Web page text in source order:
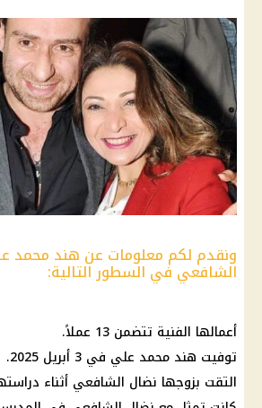
ونقدم لكم معلومات عن هند محمد
الشافعي في السطور التالية:
أعمالها الفنية تتضمن 13 عملاً.
توفيت هند محمد علي في 3 أبريل 2025.
التقت بزوجها نضال الشافعي أثناء